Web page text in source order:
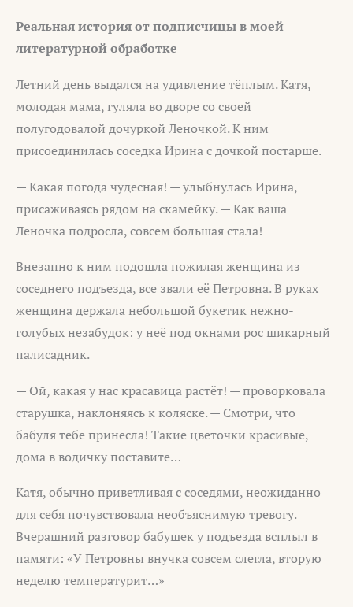
Реальная история от подписчицы в моей
литературной обработке
Летний день выдался на удивление тёплым. Катя,
молодая мама, гуляла во дворе со своей
полугодовалой дочуркой Леночкой. К ним
присоединилась соседка Ирина с дочкой постарше.
— Какая погода чудесная! — улыбнулась Ирина,
присаживаясь рядом на скамейку. — Как ваша
Леночка подросла, совсем большая стала!
Внезапно к ним подошла пожилая женщина из
соседнего подъезда, все звали её Петровна. В руках
женщина держала небольшой букетик нежно-
голубых незабудок: у неё под окнами рос шикарный
палисадник.
— Ой, какая у нас красавица растёт! — проворковала
старушка, наклоняясь к коляске. — Смотри, что
бабуля тебе принесла! Такие цветочки красивые,
дома в водичку поставите…
Катя, обычно приветливая с соседями, неожиданно
для себя почувствовала необъяснимую тревогу.
Вчерашний разговор бабушек у подъезда всплыл в
памяти: «У Петровны внучка совсем слегла, вторую
неделю температурит…»